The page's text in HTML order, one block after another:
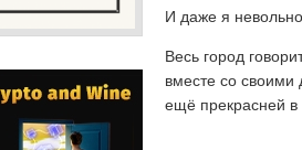
И даже я
Весь город
вместе со своими
ещё прекрасней